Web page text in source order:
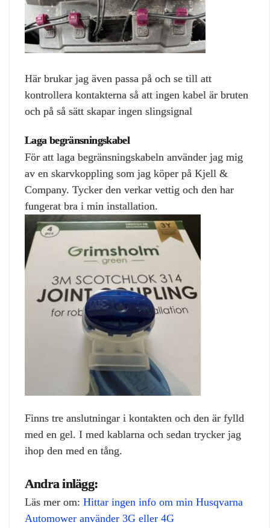
Här brukar jag även passa på och se till att
kontrollera kontakterna så att ingen kabel är bruten
och på så sätt skapar ingen slingsignal
Laga begränsningskabel
För att laga begränsningskabeln använder jag mig
av en skarvkoppling som jag köper på Kjell &
Company. Tycker den verkar vettig och den har
fungerat bra i min installation.
Finns tre anslutningar i kontakten och den är fylld
med en gel. I med kablarna och sedan trycker jag
ihop den med en tång.
Andra inlägg:
Läs mer om: Hittar ingen info om min Husqvarna
Automower använder 3G eller 4G